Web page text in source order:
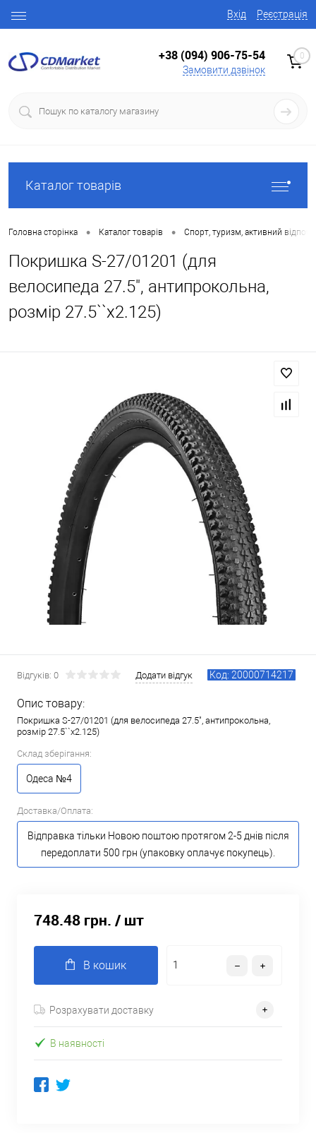
Вхід Реєстрація
+38 (094) 906-75-54
Замовити дзвінок
0
Каталог товарів
Головна сторінка • Каталог товарів • Спорт, туризм, активний
Покришка S-27/01201 (для
велосипеда 27.5", антипрокольна,
розмір 27.5``x2.125)
Відгуків: 0 Додати відгук Код: 20000714217
Опис товару:
Покришка S-27/01201 (для велосипеда 27.5", антипрокольна,
розмір 27.5``x2.125)
Склад зберігання:
Одеса №4
Доставка/Оплата:
Відправка тільки Новою поштою протягом 2-5 днів після
передоплати 500 грн (упаковку оплачує покупець).
748.48 грн. / шт
В кошик
Розрахувати доставку
В наявності